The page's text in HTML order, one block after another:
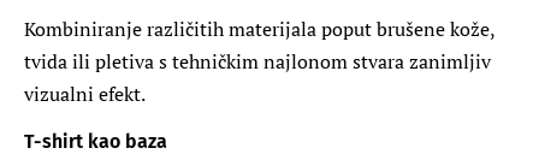
Kombiniranje različitih materijala poput brušene kože,
tvida ili pletiva s tehničkim najlonom stvara zanimljiv
vizualni efekt.
T-shirt kao baza